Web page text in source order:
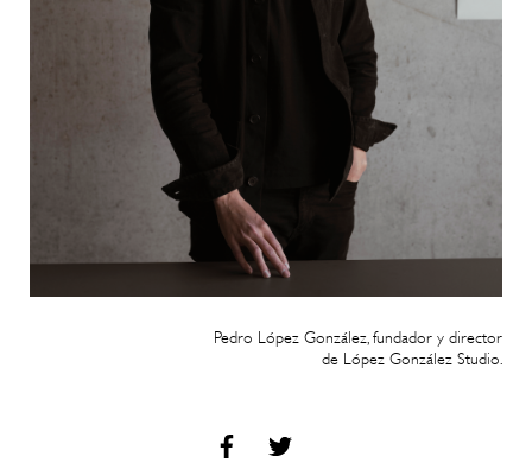
Pedro López González, fundador y director
de López González Studio.